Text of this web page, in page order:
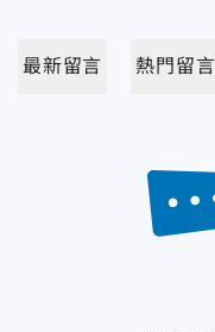
最新留言 熱門留言